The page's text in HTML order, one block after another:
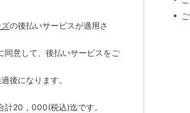
の後払いサービスが適用さ
同意して、後払いサービスをご
後になります。
計20，000(税込)迄です。